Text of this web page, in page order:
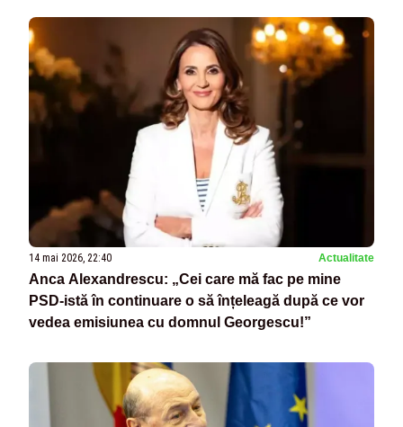
14 mai 2026, 22:40 Actualitate
Anca Alexandrescu: „Cei care mă fac pe mine
PSD-istă în continuare o să înțeleagă după ce vor
vedea emisiunea cu domnul Georgescu!”